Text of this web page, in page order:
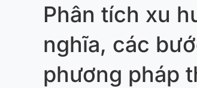
Phân tích xu
nghĩa, các
phương pháp